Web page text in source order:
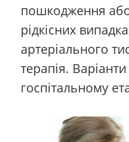
пошкодження
рідкісних
артеріального
терапія.
госпітальному